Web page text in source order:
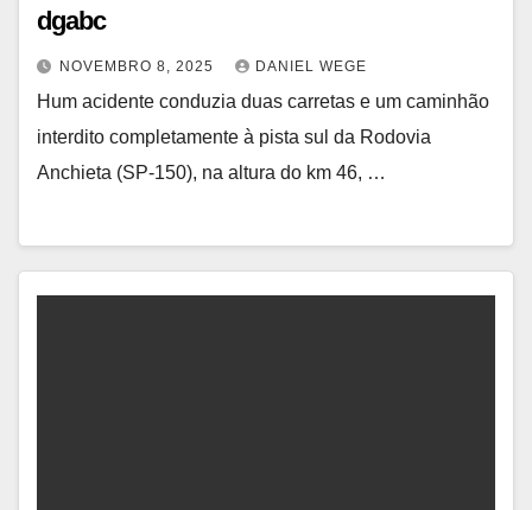
dgabc
NOVEMBRO 8, 2025 DANIEL WEGE
Hum acidente conduzia duas carretas e um caminhão
interdito completamente à pista sul da Rodovia
Anchieta (SP-150), na altura do km 46, …